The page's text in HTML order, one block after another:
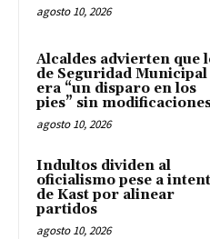
agosto 10, 2026
Alcaldes advierten que
de Seguridad Municipal
era “un disparo en los
pies” sin
agosto 10, 2026
Indultos dividen al
oficialismo pese a
de Kast por alinear
partidos
agosto 10, 2026